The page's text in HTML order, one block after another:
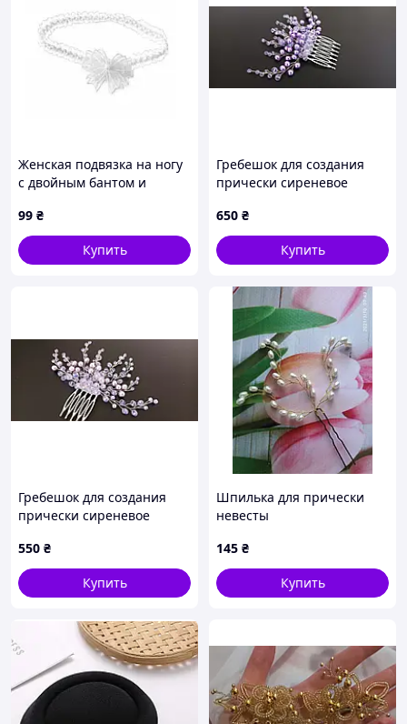
Женская подвязка на ногу
с двойным бантом и
жемчужиной, Белый
99 ₴
Купить
Гребешок для создания
прически сиреневое
650 ₴
Купить
Гребешок для создания
прически сиреневое
550 ₴
Купить
Шпилька для прически
невесты
145 ₴
Купить